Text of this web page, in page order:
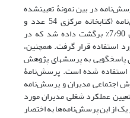
توزیع پرسش‌نامه در بین نمونۀ تعیین­شده
(86 پرسش‌نامه) تعداد 78 پرسش‌نامه (کتابخانه مرکزی 54 عدد و
کتابخانه­های اقماری 24 عدد) معادل 7/90% برگشت داده شد که در
استفاده قرار گرفت. همچنین،
پاسخگویی به پرسش­های پژوهش
استفاده شده است. پرسش‌نامۀ
اجتماعی مدیران و پرسش‌نامه
عملکرد شغلی مدیران مورد
از این پرسش‌نامه‌ها به اختصار